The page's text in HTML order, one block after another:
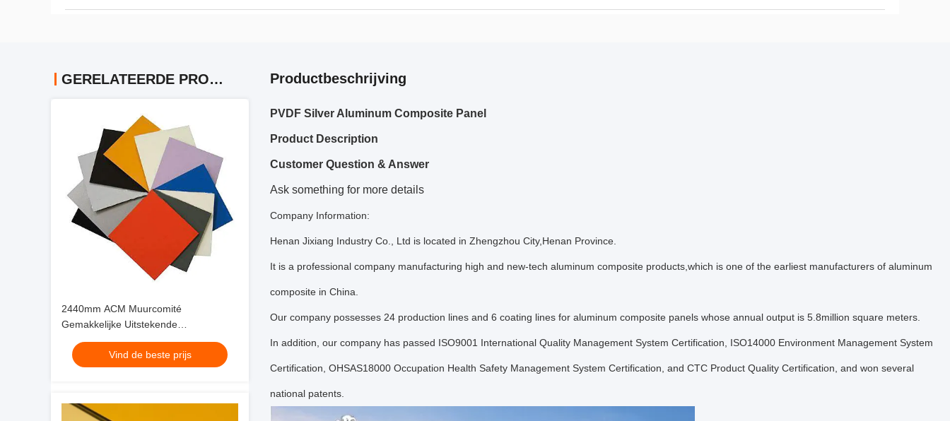
GERELATEERDE PRODUCTEN
2440mm ACM Muurcomité
Gemakkelijke Uitstekende
Onderhoudsgeluidsisolatie
Vind de beste prijs
Productbeschrijving
PVDF Silver Aluminum Composite Panel
Product Description
Customer Question & Answer
Ask something for more details
Company Information:
Henan Jixiang Industry Co., Ltd is located in Zhengzhou City,Henan Province.
It is a professional company manufacturing high and new-tech aluminum composite products,which is one of the earliest manufacturers of aluminum
composite in China.
Our company possesses 24 production lines and 6 coating lines for aluminum composite panels whose annual output is 5.8million square meters.
In addition, our company has passed ISO9001 International Quality Management System Certification, ISO14000 Environment Management System
Certification, OHSAS18000 Occupation Health Safety Management System Certification, and CTC Product Quality Certification, and won several
national patents.